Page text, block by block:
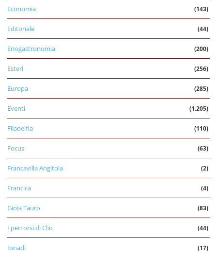
Economia (143)
Editoriale (44)
Enogastronomia (200)
Esteri (256)
Europa (285)
Eventi (1.205)
Filadelfia (110)
Focus (63)
Francavilla Angitola (2)
Francica (4)
Gioia Tauro (83)
I percorsi di Clio (44)
Ionadi (17)